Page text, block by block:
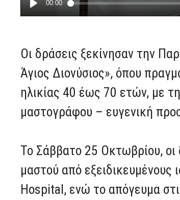
Οι δράσεις ξεκίνησαν την
Άγιος Διονύσιος», όπου
ηλικίας 40 έως 70 ετών, με
μαστογράφου – ευγενική
Το Σάββατο 25 Οκτωβρίου, οι
μαστού από
Hospital, ενώ το απόγευμα